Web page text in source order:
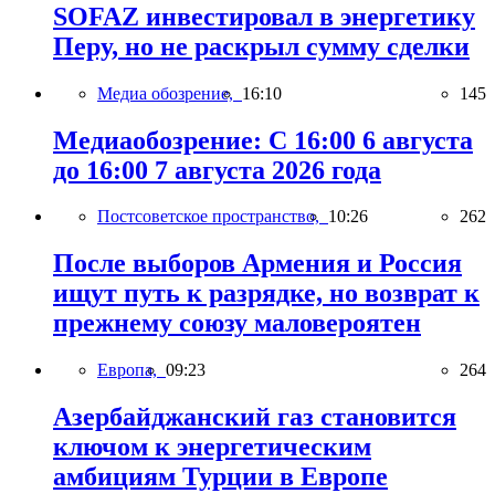
SOFAZ инвестировал в энергетику
Перу, но не раскрыл сумму сделки
Медиа обозрение, 16:10 145
Медиаобозрение: С 16:00 6 августа
до 16:00 7 августа 2026 года
Постсоветское пространство, 10:26 262
После выборов Армения и Россия
ищут путь к разрядке, но возврат к
прежнему союзу маловероятен
Европа, 09:23 264
Азербайджанский газ становится
ключом к энергетическим
амбициям Турции в Европе